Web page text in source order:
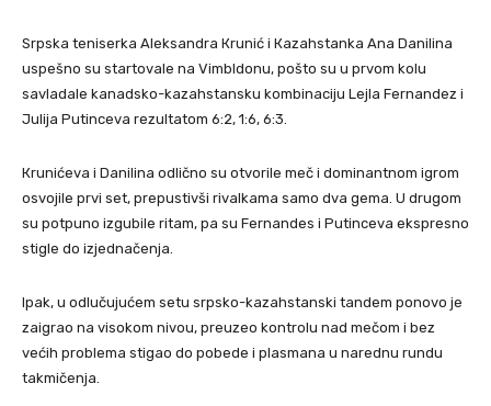
Srpska teniserka Aleksandra Кrunić i Кazahstanka Ana Danilina
uspešno su startovale na Vimbldonu, pošto su u prvom kolu
savladale kanadsko-kazahstansku kombinaciju Lejla Fernandez i
Julija Putinceva rezultatom 6:2, 1:6, 6:3.
Кrunićeva i Danilina odlično su otvorile meč i dominantnom igrom
osvojile prvi set, prepustivši rivalkama samo dva gema. U drugom
su potpuno izgubile ritam, pa su Fernandes i Putinceva ekspresno
stigle do izjednačenja.
Ipak, u odlučujućem setu srpsko-kazahstanski tandem ponovo je
zaigrao na visokom nivou, preuzeo kontrolu nad mečom i bez
većih problema stigao do pobede i plasmana u narednu rundu
takmičenja.